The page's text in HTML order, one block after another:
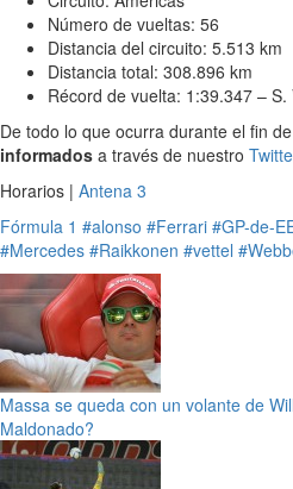
Número de vueltas: 56
Distancia del circuito: 5.513 km
Distancia total: 308.896 km
Récord de vuelta: 1:39.347 – S.
De todo lo que ocurra durante el fin
informados a través de nuestro
Horarios | Antena 3
Fórmula 1 #alonso #Ferrari #GP-de-
#Mercedes #Raikkonen #vettel
Massa se queda con un volante de
Maldonado?